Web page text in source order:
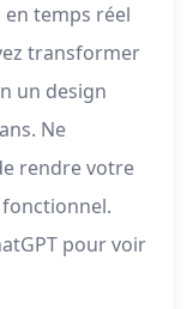
temps réel
transformer
un design
Ne
rendre votre
pour voir